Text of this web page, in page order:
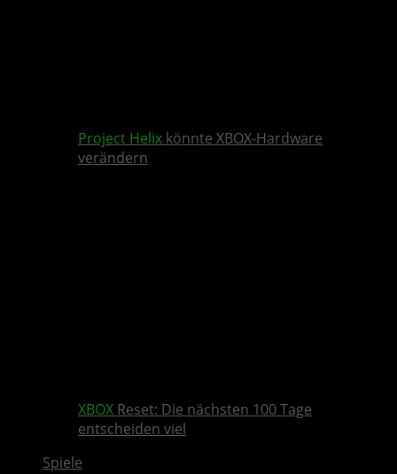
Project Helix könnte XBOX-Hardware
verändern
XBOX Reset: Die nächsten 100 Tage
entscheiden viel
Spiele